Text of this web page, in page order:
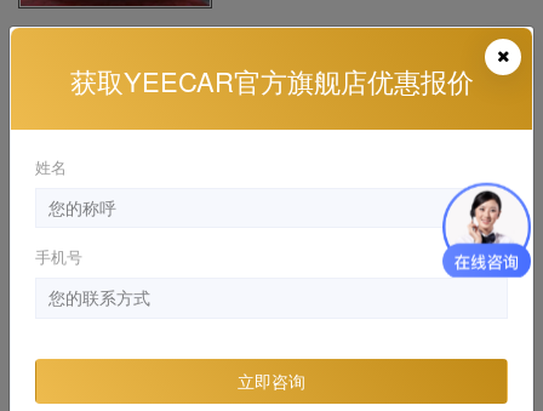
雷克萨斯RX300 YEECAR隐形车衣施工案例
雷克萨斯 , 雷克萨斯RX 漆面保护膜
2020-01-14 14:51:55
宝马 , 进口宝马X3 施工视频
2020-11-13 17:40:38
获取YEECAR官方旗舰店优惠报价
姓名
手机号
立即咨询